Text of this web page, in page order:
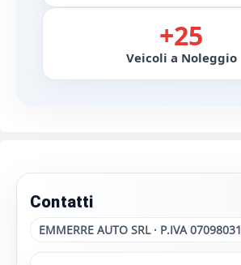
+25
Veicoli a Noleggio
Contatti
EMMERRE AUTO SRL · P.IVA